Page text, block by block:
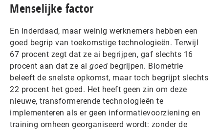
Menselijke factor
En inderdaad, maar weinig werknemers hebben een
goed begrip van toekomstige technologieën. Terwijl
67 procent zegt dat ze ai begrijpen, gaf slechts 16
procent aan dat ze ai goed begrijpen. Biometrie
beleeft de snelste opkomst, maar toch begrijpt slechts
22 procent het goed. Het heeft geen zin om deze
nieuwe, transformerende technologieën te
implementeren als er geen informatievoorziening en
training omheen georganiseerd wordt: zonder de